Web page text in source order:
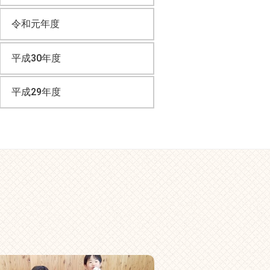
令和元年度
平成30年度
平成29年度